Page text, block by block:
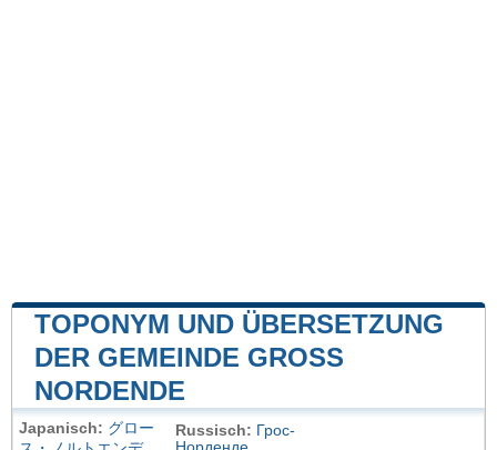
TOPONYM UND ÜBERSETZUNG
DER GEMEINDE GROSS N
ORDENDE
Japanisch: グロー
Russisch: Грос-